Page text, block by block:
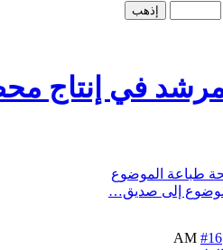
في إنتاج
طباعة الموضوع
إلى صديق…
#16